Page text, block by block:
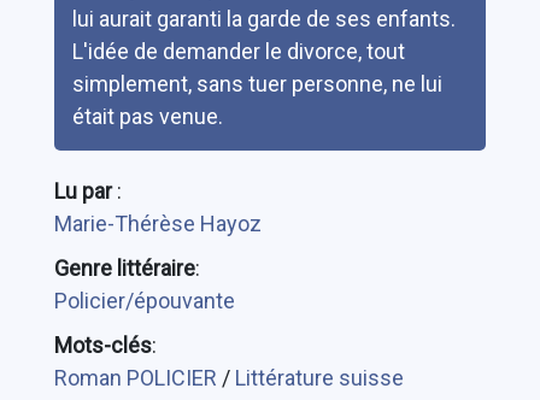
lui aurait garanti la garde de ses enfants.
L'idée de demander le divorce, tout
simplement, sans tuer personne, ne lui
était pas venue.
Lu par:
Marie-Thérèse Hayoz
Genre littéraire:
Policier/épouvante
Mots-clés:
Roman POLICIER / Littérature suisse